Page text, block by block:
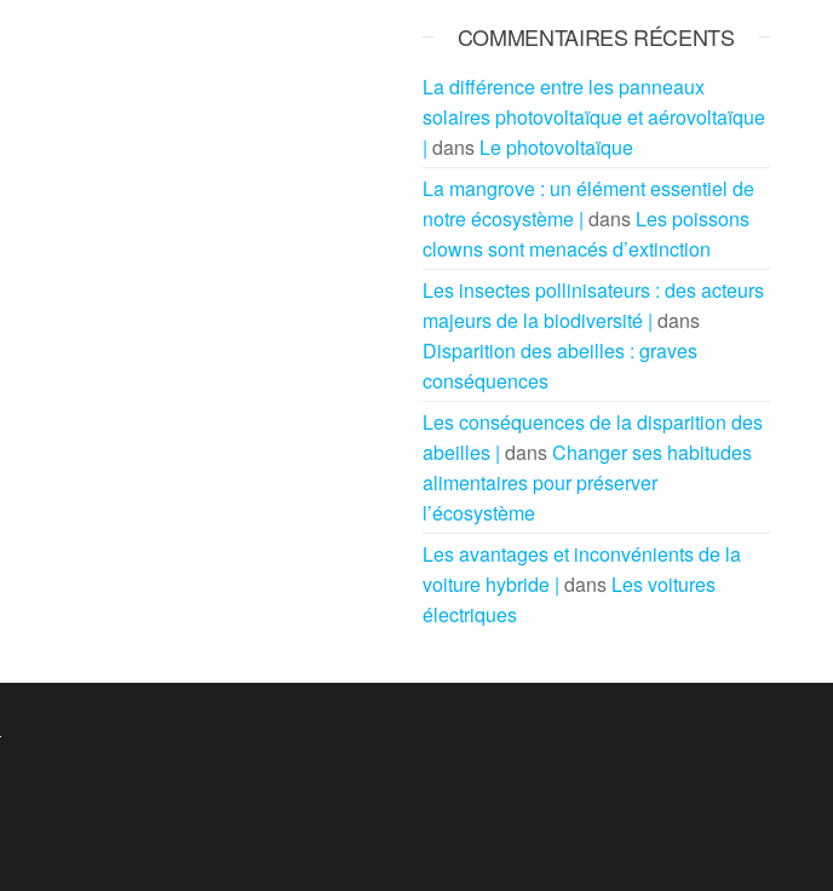
COMMENTAIRES RÉCENTS
La différence entre les panneaux
solaires photovoltaïque et aérovoltaïque
| dans Le photovoltaïque
La mangrove : un élément essentiel de
notre écosystème | dans Les poissons
clowns sont menacés d’extinction
Les insectes pollinisateurs : des acteurs
majeurs de la biodiversité | dans
Disparition des abeilles : graves
conséquences
Les conséquences de la disparition des
abeilles | dansChanger ses habitudes
alimentaires pour préserver
l’écosystème
Les avantages et inconvénients de la
voiture hybride | dans Les voitures
électriques